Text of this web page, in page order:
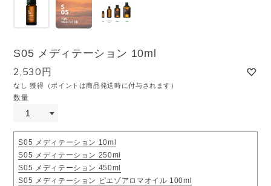
S05 メディテーション 10ml
2,530円
なし 獲得（ポイントは商品発送時に付与されます）
数量
S05 メディテーション 10ml
S05 メディテーション 250ml
S05 メディテーション 450ml
S05 メディテーション ピエゾアロマオイル 100ml